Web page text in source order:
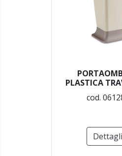
PLASTICA
cod.